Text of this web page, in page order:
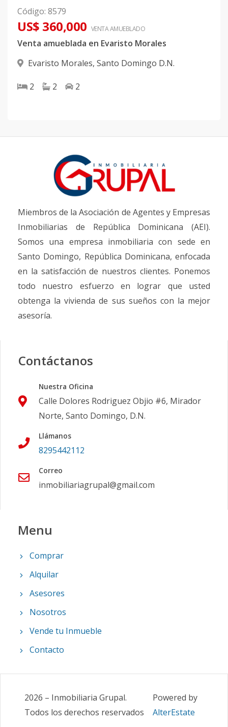
Código: 8579
US$ 360,000 VENTA AMUEBLADO
Venta amueblada en Evaristo Morales
Evaristo Morales, Santo Domingo D.N.
2 2 2
Miembros de la Asociación de Agentes y Empresas
Inmobiliarias de República Dominicana (AEI).
Somos una empresa inmobiliaria con sede en
Santo Domingo, República Dominicana, enfocada
en la satisfacción de nuestros clientes. Ponemos
todo nuestro esfuerzo en lograr que usted
obtenga la vivienda de sus sueños con la mejor
asesoría.
Contáctanos
Nuestra Oficina
Calle Dolores Rodriguez Objio #6, Mirador
Norte, Santo Domingo, D.N.
Llámanos
8295442112
Correo
inmobiliariagrupal@gmail.com
Menu
Comprar
Alquilar
Asesores
Nosotros
Vende tu Inmueble
Contacto
2026 – Inmobiliaria Grupal.
Todos los derechos reservados
Powered by
AlterEstate